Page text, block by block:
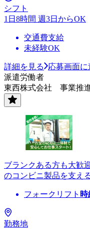
シフト
1日8時間 週3日からOK
交通費支給
未経験OK
詳細を見る
応募画面に
派遣労働者
東西株式会社 事業推
ブランクある方も大歓
のコンビニ製品を支え
フォークリフト 時
勤務地